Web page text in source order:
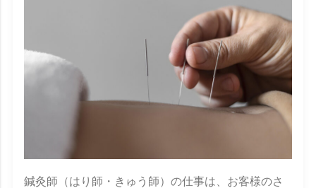
鍼灸師（はり師・きゅう師）の仕事は、お客様のさ